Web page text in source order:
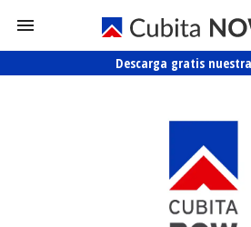
Descarga gratis